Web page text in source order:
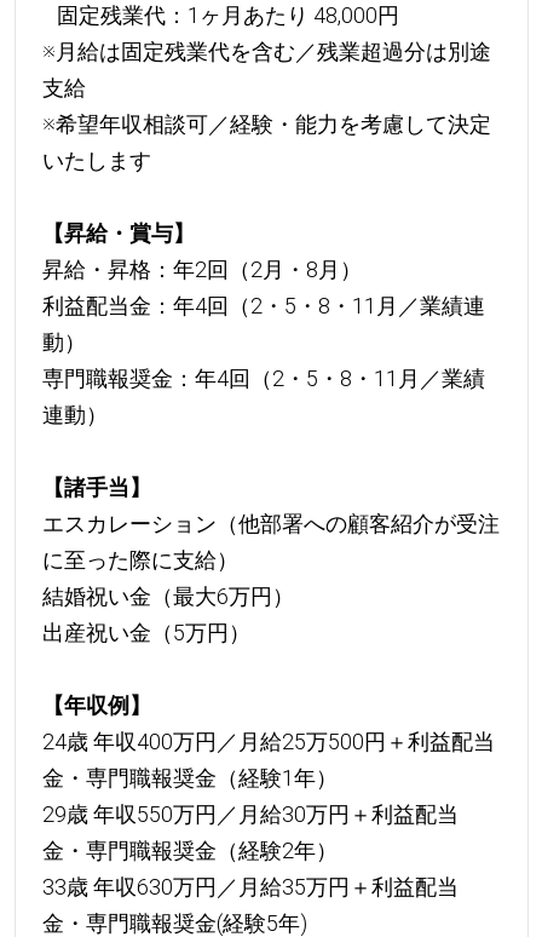
固定残業代：1ヶ月あたり 48,000円
※月給は固定残業代を含む／残業超過分は別途
支給
※希望年収相談可／経験・能力を考慮して決定
いたします
【昇給・賞与】
昇給・昇格：年2回（2月・8月）
利益配当金：年4回（2・5・8・11月／業績連
動）
専門職報奨金：年4回（2・5・8・11月／業績
連動）
【諸手当】
エスカレーション（他部署への顧客紹介が受注
に至った際に支給）
結婚祝い金（最大6万円）
出産祝い金（5万円）
【年収例】
24歳 年収400万円／月給25万500円＋利益配当
金・専門職報奨金（経験1年）
29歳 年収550万円／月給30万円＋利益配当
金・専門職報奨金（経験2年）
33歳 年収630万円／月給35万円＋利益配当
金・専門職報奨金(経験5年)